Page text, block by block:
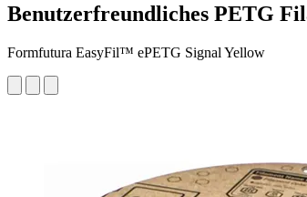
Benutzerfreundliches PETG
Formfutura EasyFil™ ePETG Signal Yellow